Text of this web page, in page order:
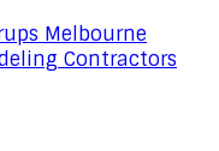
Melbourne
Contractors